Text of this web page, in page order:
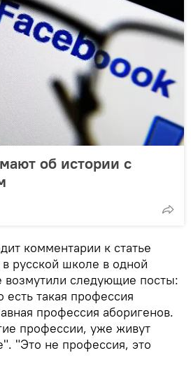
об истории с
комментарии к статье
русской школе в одной
возмутили следующие посты:
такая профессия
профессия аборигенов.
профессии, уже живут
"Это не профессия, это